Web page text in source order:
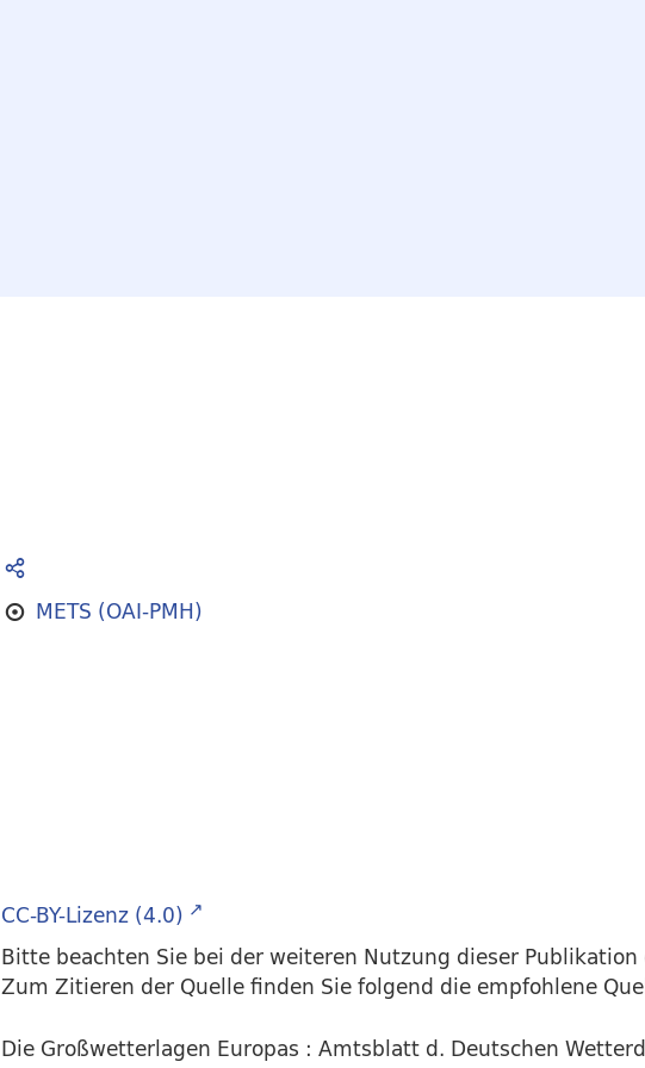
METS (OAI-PMH)
CC-BY-Lizenz (4.0)
Bitte beachten Sie bei der weiteren Nutzung dieser
Zum Zitieren der Quelle finden Sie folgend die empfohlene
Die Großwetterlagen Europas : Amtsblatt d. Deutschen